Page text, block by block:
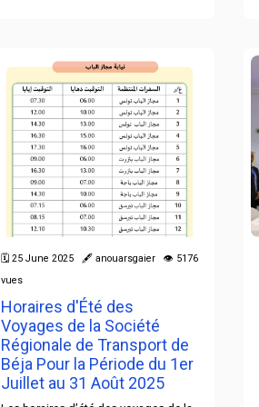
🗓 25 June 2025 🖋 anouarsgaier 👁 5176
vues
Horaires d'Été des
Voyages de la Société
Régionale de Transport de
Béja Pour la Période du 1er
Juillet au 31 Août 2025